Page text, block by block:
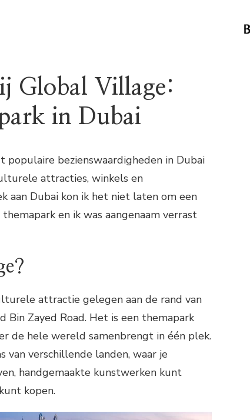
Global Village:
in Dubai
populaire bezienswaardigheden in Dubai
attracties, winkels en
aan Dubai kon ik het niet laten om een
en ik was aangenaam verrast
attractie gelegen aan de rand van
Bin Zayed Road. Het is een themapark
de hele wereld samenbrengt in één plek.
van verschillende landen, waar je
handgemaakte kunstwerken kunt
kopen.